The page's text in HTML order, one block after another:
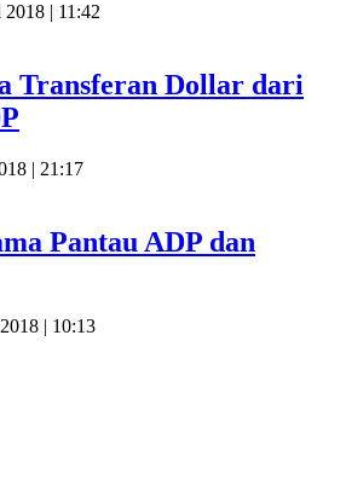
| 11:42
Transferan Dollar dari
| 21:17
Pantau ADP dan
| 10:13